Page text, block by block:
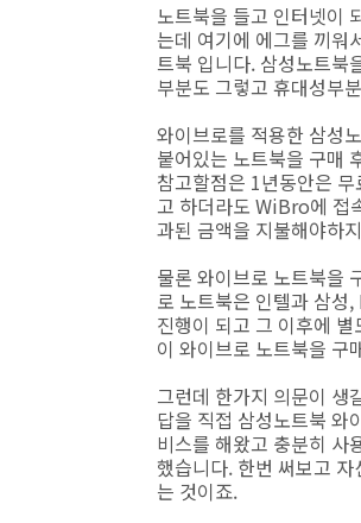
노트북을 들고 인터넷이
는데 여기에 에그를 끼워
트북 입니다. 삼성노트북
부분도 그렇고 휴대성부
와이브로를 적용한 삼성
붙어있는 노트북을 구매
참고할점은 1년동안은
고 하더라도 WiBro에 접
과된 금액을 지불해야하
물론 와이브로 노트북을
로 노트북은 인텔과 삼성
진행이 되고 그 이후에
이 와이브로 노트북을 구
그런데 한가지 의문이 생
답을 직접 삼성노트북 와
비스를 해왔고 충분히 사
했습니다. 한번 써보고
는 것이죠.